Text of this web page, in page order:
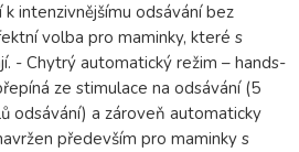
intenzivnějšímu odsávání bez
volba pro maminky, které s
- Chytrý automatický režim – hands-
ze stimulace na odsávání (5
odsávání) a zároveň automaticky
především pro maminky s